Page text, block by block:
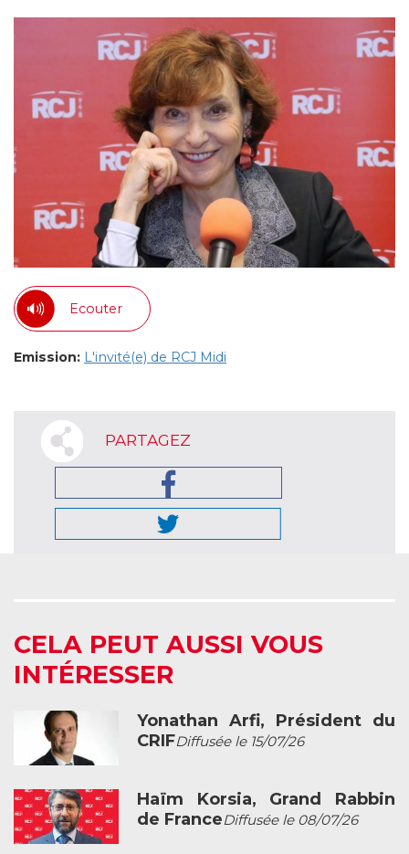
Ecouter
Emission: L'invité(e) de RCJ Midi
PARTAGEZ
CELA PEUT AUSSI VOUS
INTÉRESSER
Yonathan Arfi, Président du
CRIFDiffusée le 15/07/26
Haïm Korsia, Grand Rabbin
de FranceDiffusée le 08/07/26